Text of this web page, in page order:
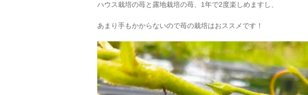
ハウス栽培の苺と露地栽培の苺、1年で2度楽しめますし、
あまり手もかからないので苺の栽培はおススメです！